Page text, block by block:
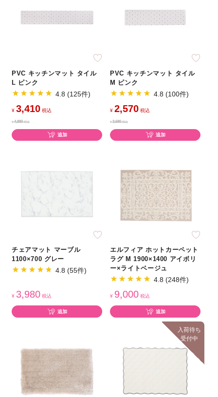
PVC キッチンマット タイル
L ピンク
4.8 (125件)
¥ 3,410 税込
¥4,880税込
追加
PVC キッチンマット タイル
M ピンク
4.8 (100件)
¥ 2,570 税込
¥3,680税込
追加
チェアマット マーブル
1100×700 グレー
4.8 (55件)
¥ 3,980 税込
追加
エルフィア ホットカーペット
ラグ M 1900×1400 アイボリ
ー×ライトベージュ
4.8 (248件)
¥ 9,000 税込
追加
入荷待ち
受付中